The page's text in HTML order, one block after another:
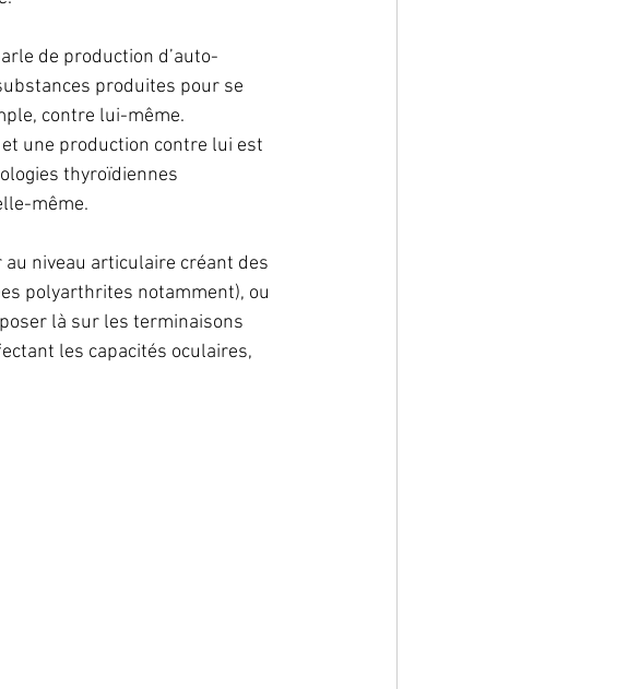
de production d’auto-
produites pour se
contre lui-même.
une production contre lui est
thyroïdiennes
même.
niveau articulaire créant des
polyarthrites notamment), ou
là sur les terminaisons
les capacités oculaires,